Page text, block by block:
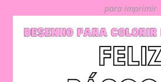
para imprimir